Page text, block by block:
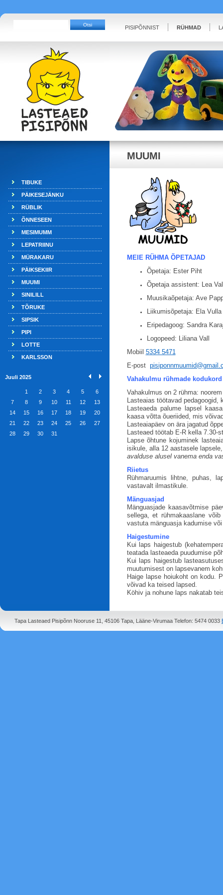
PISIPÕNNIST RÜHMAD
TIBUKE
PÄIKESEJÄNKU
RÜBLIK
ÕNNESEEN
MESIMUMM
LEPATRIINU
MÜRAKARU
PÄIKSEKIIR
MUUMI
SINILILL
TÕRUKE
SIPSIK
PIPI
LOTTE
KARLSSON
Juuli 2025
1 2 3 4 5
6
7
8 9 10 11 12
13
14
15 16 17 18 19
20
21
22 23 24 25 26
27
28
29 30 31
MUUMI
MEIE RÜHMA ÕPETAJAD
Õpetaja: Ester Piht
Õpetaja assistent: Lea
Muusikaõpetaja: Ave
Liikumisõpetaja: Ela Vulla
Eripedagoog: Sandra
Logopeed: Liliana Vall
Mobiil 5334 5471
E-post
Vahakulmu rühmade kodukord
Vahakulmus on 2 rühma:
Lasteaias töötavad
Lasteaeda palume lapsel
kaasa võtta õueriided, mis
Lasteaiapäev on ära jagatud
Lasteaed töötab E-R kella 7.30-
Lapse õhtune kojuminek
isikule, alla 12 aastasele
avalduse alusel vanema enda
Riietus
Rühmaruumis lihtne, puhas,
vastavalt ilmastikule.
Mänguasjad
Mänguasjade kaasavõtmise
sellega, et rühmakaaslane
vastuta mänguasja kadumise
Haigestumine
Kui laps haigestub
teatada lasteaeda puudumise
Kui laps haigestub
muutumisest on lapsevanem
Haige lapse hoiukoht on kodu.
võivad ka teised lapsed.
Köhiv ja nohune laps nakatab
Tapa Lasteaed Pisipõnn Nooruse 11, 45106 Tapa, Lääne-Virumaa Telefon: 5474 0033